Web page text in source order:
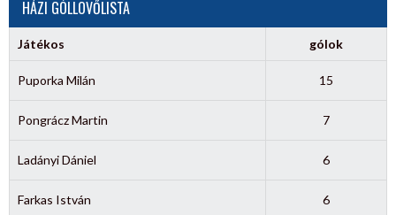
HÁZI GÓLLÖVŐLISTA
Játékos gólok
Puporka Milán 15
Pongrácz Martin 7
Ladányi Dániel 6
Farkas István 6